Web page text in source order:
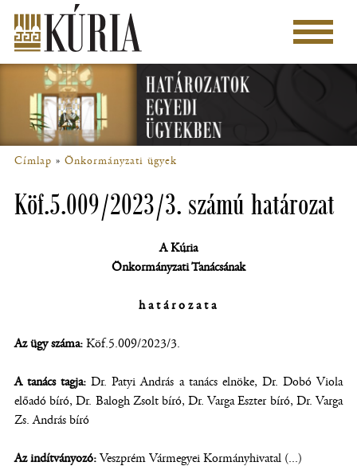
tartalomra
Főmenü
Címlap Önkormányzati ügyek
Köf.5.009/2023/3. számú határozat
A Kúria
Önkormányzati Tanácsának
határozata
Az ügy száma:Köf.5.009/2023/3.
A tanács tagja: Dr. Patyi András a tanács elnöke, Dr. Dobó Viola
előadó bíró, Dr. Balogh Zsolt bíró, Dr. Varga Eszter bíró, Dr. Varga
Zs. András bíró
Az indítványozó:Veszprém Vármegyei Kormányhivatal (...)